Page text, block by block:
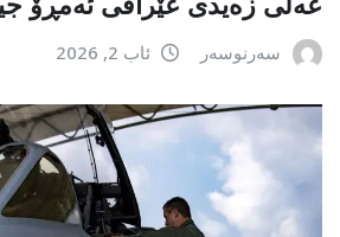
سەرنوسەر ئاب 2, 2026